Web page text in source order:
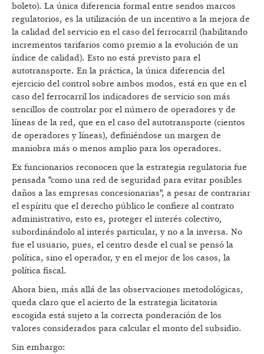
boleto). La única diferencia formal entre sendos marcos
regulatorios, es la utilización de un incentivo a la mejora de
la calidad del servicio en el caso del ferrocarril (habilitando
incrementos tarifarios como premio a la evolución de un
índice de calidad). Esto no está previsto para el
autotransporte. En la práctica, la única diferencia del
ejercicio del control sobre ambos modos, está en que en el
caso del ferrocarril los indicadores de servicio son más
sencillos de controlar por el número de operadores y de
líneas de la red, que en el caso del autotransporte (cientos
de operadores y líneas), definiéndose un margen de
maniobra más o menos amplio para los operadores.
Ex funcionarios reconocen que la estrategia regulatoria fue
pensada "como una red de seguridad para evitar posibles
daños a las empresas concesionarias", a pesar de contrariar
el espíritu que el derecho público le confiere al contrato
administrativo, esto es, proteger el interés colectivo,
subordinándolo al interés particular, y no a la inversa. No
fue el usuario, pues, el centro desde el cual se pensó la
política, sino el operador, y en el mejor de los casos, la
política fiscal.
Ahora bien, más allá de las observaciones metodológicas,
queda claro que el acierto de la estrategia licitatoria
escogida está sujeto a la correcta ponderación de los
valores considerados para calcular el monto del subsidio.
Sin embargo: